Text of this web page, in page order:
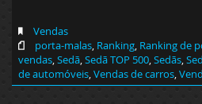
Vendas
porta-malas Ranking Ranking de
vendas Sedã Sedã TOP 500 Sedãs
de automóveis Vendas de carros